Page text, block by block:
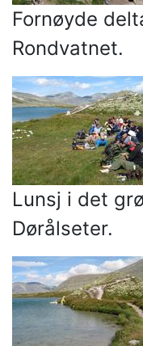
Fornøyde
Rondvatnet.
Lunsj i det
Dørålseter.